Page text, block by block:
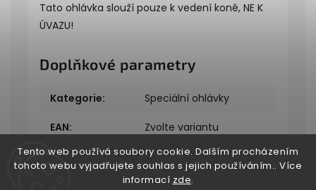
Tento web používá soubory cookie. Dalším procházením
tohoto webu vyjadřujete souhlas s jejich používáním.. Více
informací zde.
Tato ohlávka slouží pouze k vedení koně, NE K
ÚVAZU!
Doplňkové parametry
Kategorie: Speciální ohlávky
EAN: Zvolte variantu